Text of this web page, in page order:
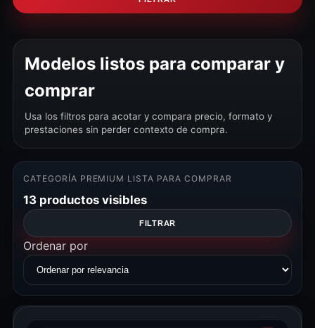
Modelos listos para comparar y
comprar
Usa los filtros para acotar y compara precio, formato y
prestaciones sin perder contexto de compra.
CATEGORÍA PREMIUM LISTA PARA COMPRAR
13 productos visibles
FILTRAR
Ordenar por